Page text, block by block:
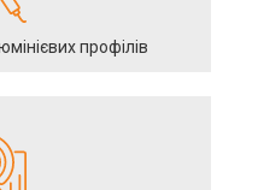
профілів